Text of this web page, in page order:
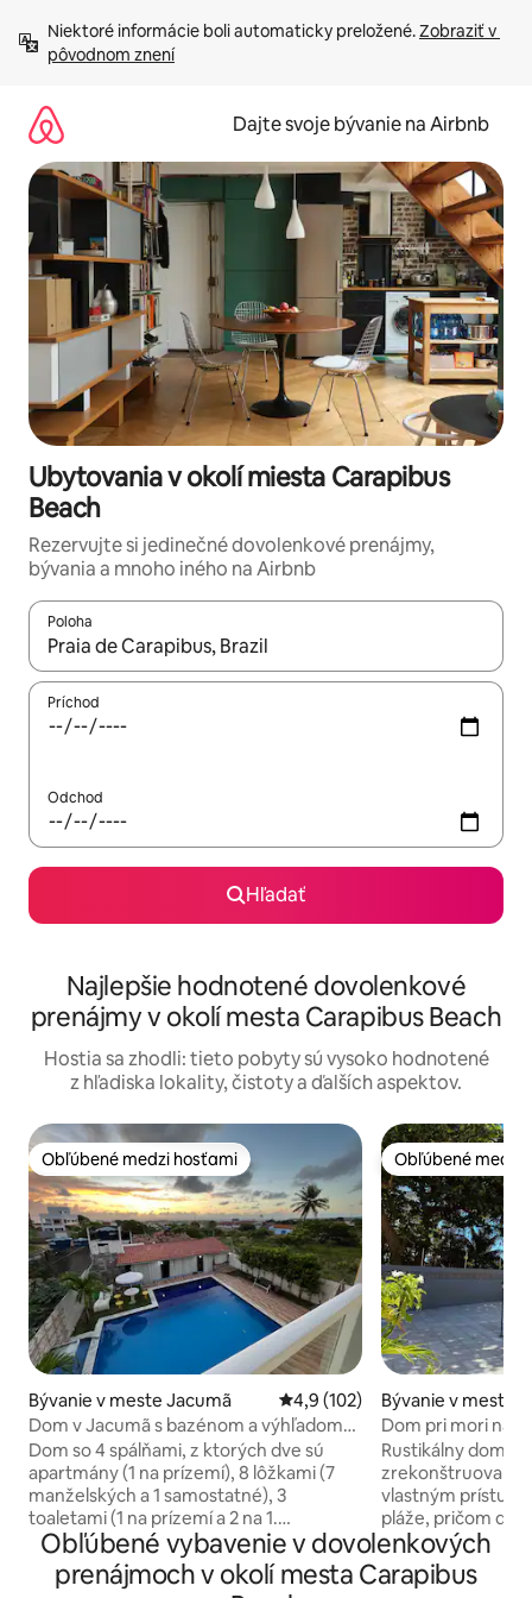
obsah.
Niektoré informácie boli automaticky preložené. Zobraziť v
pôvodnom znení
Dajte svoje bývanie na Airbnb
Ubytovania v okolí miesta Carapibus
Beach
Rezervujte si jedinečné dovolenkové prenájmy,
bývania a mnoho iného na Airbnb
Poloha
Keď budú výsledky k dispozícii, môžete si ich prechádzať
Príchod
Odchod
Hľadať
Najlepšie hodnotené dovolenkové
prenájmy v okolí mesta Carapibus Beach
Hostia sa zhodli: tieto pobyty sú vysoko hodnotené
z hľadiska lokality, čistoty a ďalších aspektov.
Obľúbené medzi hosťami
Obľúbené medzi hosťami
Bývanie v meste Jacumã Priemerné ohodnotenie 4,9 z
4,9 (102)
Dom v Jacumã s bazénom a výhľadom
na more
Dom so 4 spálňami, z ktorých dve sú
apartmány (1 na prízemí), 8 lôžkami (7
manželských a 1 samostatné), 3
toaletami (1 na prízemí a 2 na 1.
poschodí), 1 toaletou v oddychovej zóne.
2 smart televízory, chladnička,
mraznička, mikrovlnná rúra, sporák,
Obľúbené medzi
Obľúbené medzi
Bývanie v meste
neária Novo
Dom pri mori na
Rustikálny dom
vlastným
pláže, pričom dve
kúpeľňu,
vybavenú
obývaciu izbu a
Obľúbené vybavenie v dovolenkových
prenájmoch v okolí mesta Carapibus